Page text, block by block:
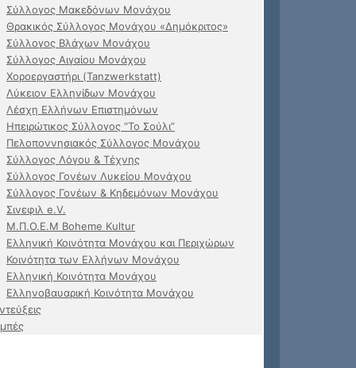
Σύλλογος Μακεδόνων Μονάχου
Θρακικός Σύλλογος Μονάχου «Δημόκριτος»
Σύλλογος Βλάχων Μονάχου
Σύλλογος Αιγαίου Μονάχου
Χοροεργαστήρι (Tanzwerkstatt)
Λύκειον Ελληνίδων Μονάχου
Λέσχη Ελλήνων Επιστημόνων
Ηπειρώτικος Σύλλογος “Το Σούλι”
Πελοποννησιακός Σύλλογος Μονάχου
Σύλλογος Λόγου & Τέχνης
Σύλλογος Γονέων Λυκείου Μονάχου
Σύλλογος Γονέων & Κηδεμόνων Μονάχου
Σινεφιλ e.V.
Μ.Π.Ο.Ε.Μ Boheme Kultur
Ελληνική Κοινότητα Μονάχου και Περιχώρων
Κοινότητα των Ελλήνων Μονάχου
Ελληνική Κοινότητα Μονάχου
Ελληνοβαυαρική Κοινότητα Μονάχου